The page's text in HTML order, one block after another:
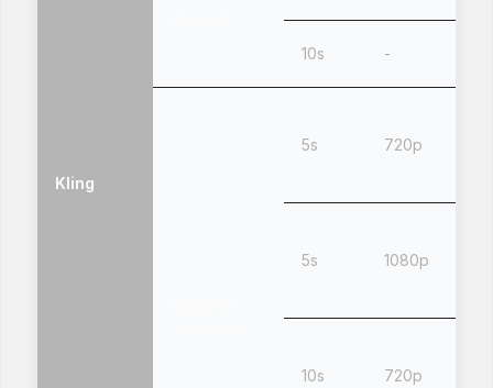
Kling
10s
-
5s 720p
5s 1080p
10s 720p